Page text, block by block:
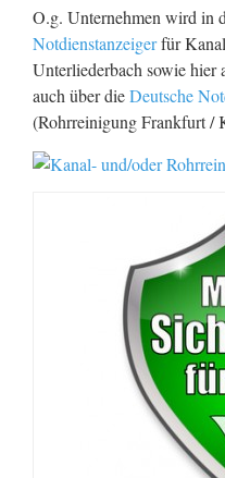
O.g. Unternehmen wird in
Notdienstanzeigerfür
Unterliederbach sowie hier
auch über dieDeutsche
(Rohrreinigung Frankfurt /